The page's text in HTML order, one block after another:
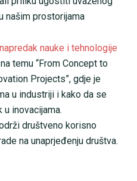
našim prostorijama
nauke i tehnologije
temu “From Concept to
Projects”, gdje je
u industriji i kako da se
inovacijama.
društveno korisno
na unaprjeđenju društva.